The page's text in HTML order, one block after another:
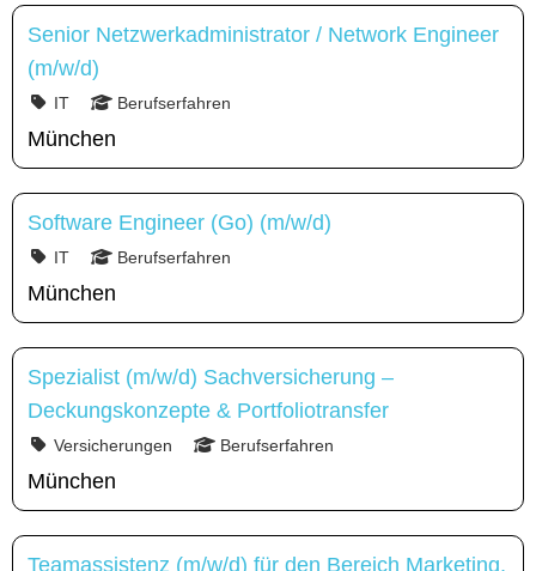
Senior Netzwerkadministrator / Network Engineer
(m/w/d)
IT Berufserfahren
München
Software Engineer (Go) (m/w/d)
IT Berufserfahren
München
Spezialist (m/w/d) Sachversicherung –
Deckungskonzepte & Portfoliotransfer
Versicherungen Berufserfahren
München
Teamassistenz (m/w/d) für den Bereich Marketing,